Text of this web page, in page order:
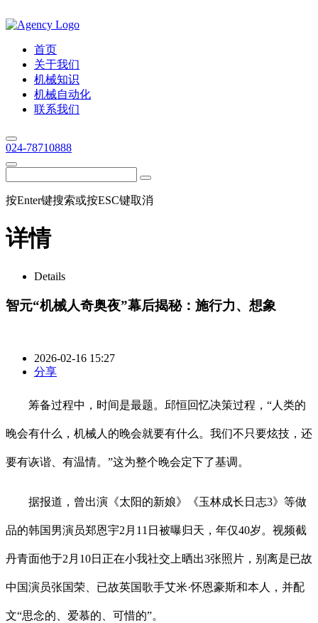
首页
关于我们
机械知识
机械自动化
联系我们
024-78710888
按Enter键搜索或按ESC键取消
详情
Details
智元“机械人奇奥夜”幕后揭秘：施行力、想象
2026-02-16 15:27
分享
筹备过程中，时间是最题。邱恒回忆决策过程，“人类的
晚会有什么，机械人的晚会就要有什么。我们不只要炫技，还
要有诙谐、有温情。”这为整个晚会定下了基调。
据报道，曾出演《太阳的新娘》《玉林成长日志3》等做
品的韩国男演员郑恩宇2月11日被曝归天，年仅40岁。视频截
丹青面他于2月10日正在小我社交上晒出3张照片，别离是已故
中国演员张国荣、已故英国歌手艾米·怀恩豪斯和本人，并配
文“思念的、爱慕的、可惜的”。